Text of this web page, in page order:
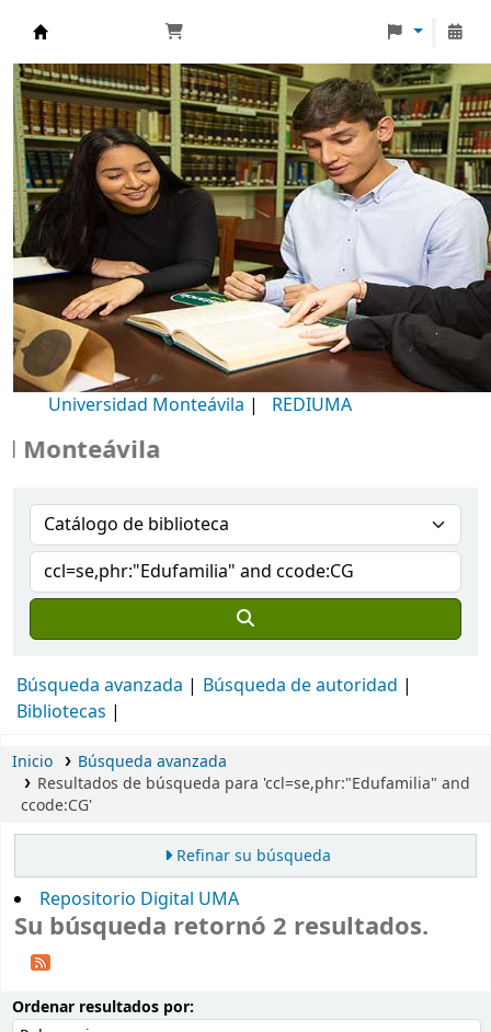
Biblioteca Universidad Monteávila
Universidad Monteávila | REDIUMA
Búsqueda avanzada
Búsqueda de autoridad
Bibliotecas
Inicio
Búsqueda avanzada
Resultados de búsqueda para 'ccl=se,phr:"Edufamilia" and
ccode:CG'
Refinar su búsqueda
Repositorio Digital UMA
Su búsqueda retornó 2 resultados.
Ordenar resultados por: